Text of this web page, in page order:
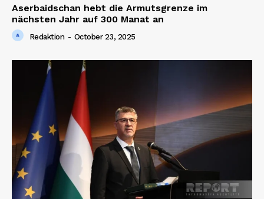
Aserbaidschan hebt die Armutsgrenze im
nächsten Jahr auf 300 Manat an
Redaktion - October 23, 2025